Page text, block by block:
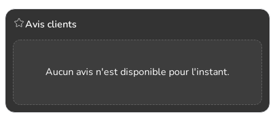
Avis clients
Aucun avis n'est disponible pour l'instant.